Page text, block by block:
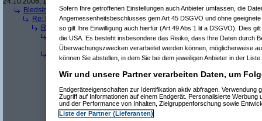
Bledsinn...
(Linux_Sucksam 24.10.2006, 13:26:22)
Re: Bledsinn...(User86994am 24.10.2006, 13:37:37)
Re(2): Bledsinn...(Linux_Sucksam 24.10.2006, 13:49:12)
Re(3): Bledsinn...(Capri-Sonneam 24.10.2006, 13:52:56)
Re(4): Bledsinn...(Linux_Sucks am 24.10.2006, 14:03:12)
Re(3): Bledsinn...
( User86994am 24.10.2006, 13:53:54)
Re(4): Bledsinn...( Capri-Sonne am 24.10.2006, 13:56:54)
Re(5): Bledsinn... (User86994am 24.10.2006, 13:58:03)
am 24.10.2006, 14:00:55)
Re(7): Bledsinn... (User86994am 24.10.2006,
Re(8): Bledsinn...(Capri-Sonneam 24.10.2006,
Re(9): Bledsinn... (User86994am 24.10.2006,
Re(10): Bledsinn...
Sofern Ihre getroffenen Einstellungen auch Anbieter umfassen, die
Angemessenheitsbeschlusses gem Art 45 DSGVO und ohne
so gilt Ihre Einwilligung auch hierfür (Art 49 Abs 1 lit a DSGVO). Dies
die USA. Es besteht insbesondere das Risiko, dass Ihre Daten durch
Überwachungszwecken verarbeitet werden können, möglicherweise
können Sie abstellen, in dem Sie bei dem jeweiligen Anbieter in der
Wir und unsere Partner verarbeiten Daten, um
Endgeräteeigenschaften zur Identifikation aktiv abfragen. Verwendung
Zugriff auf Informationen auf einem Endgerät. Personalisierte Werbung
und der Performance von Inhalten, Zielgruppenforschung sowie
Liste der Partner (Lieferanten)